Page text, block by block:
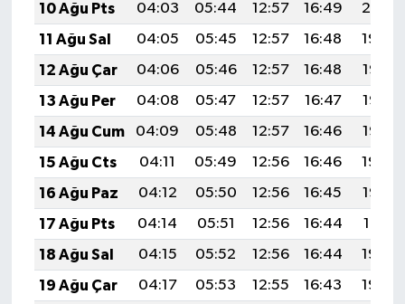
10 Ağu Pts
04:03 05:44 12:57 16:49
20:01
11 Ağu Sal
04:05 05:45 12:57 16:48
19:59
12 Ağu Çar
04:06 05:46 12:57 16:48
19:58
13 Ağu Per
04:08 05:47 12:57 16:47
19:57
14 Ağu Cum
04:09 05:48 12:57 16:46
19:55
15 Ağu Cts
04:11 05:49 12:56 16:46
19:54
16 Ağu Paz
04:12 05:50 12:56 16:45
19:53
17 Ağu Pts
04:14 05:51 12:56 16:44
19:51
18 Ağu Sal
04:15 05:52 12:56 16:44
19:50
19 Ağu Çar
04:17 05:53 12:55 16:43 19:48